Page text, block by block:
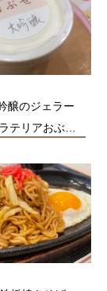
醸のジェラー
テリアおぶ…